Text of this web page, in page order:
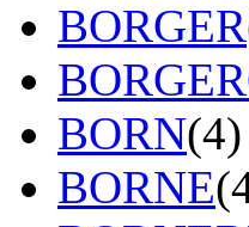
BORGER
BORN(4)
BORNE